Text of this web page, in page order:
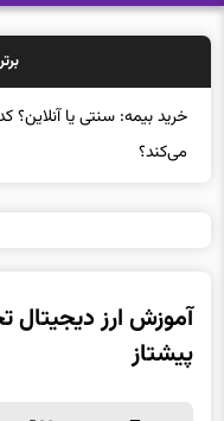
خرید بیم
پیشتاز